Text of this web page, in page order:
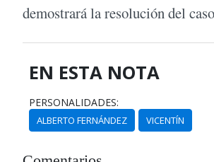
demostrará la resolución del
EN ESTA NOTA
PERSONALIDADES:
ALBERTO FERNÁNDEZ VICENTÍN